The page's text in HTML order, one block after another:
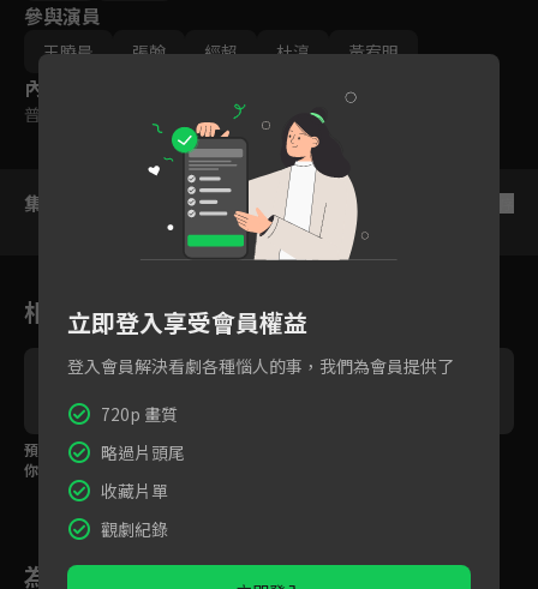
參與演員
王曉晨 張翰 經超 杜淳 黃宥明
內容標籤
普遍級
集數列表
相關花絮
預告：想讓別人動心，
你得先用心
為您推薦
立即登入享受會員權益
登入會員解決看劇各種惱人的事，我們為會員提供了
720p 畫質
略過片頭尾
收藏片單
觀劇紀錄